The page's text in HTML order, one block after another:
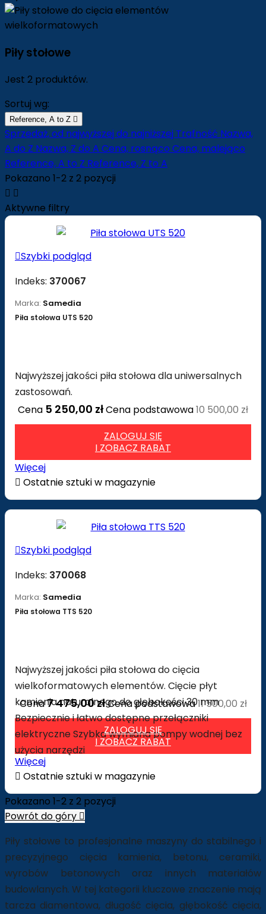
Piły stołowe
Jest 2 produktów.
Sortuj wg:
Reference, A to Z 
Sprzedaż, od najwyższej do najniższej Trafność Nazwa,
A do Z Nazwa, Z do A Cena, rosnąco Cena, malejąco
Reference, A to Z Reference, Z to A
Pokazano 1-2 z 2 pozycji
 
Aktywne filtry
Szybki podgląd
Indeks: 370067
Marka: Samedia
Piła stołowa UTS 520
Najwyższej jakości piła stołowa dla uniwersalnych
zastosowań.
Cena 5 250,00 złCena podstawowa10 500,00 zł
ZALOGUJ SIĘ
I ZOBACZ RABAT
Więcej
 Ostatnie sztuki w magazynie
Szybki podgląd
Indeks: 370068
Marka: Samedia
Piła stołowa TTS 520
Najwyższej jakości piła stołowa do cięcia
wielkoformatowych elementów. Cięcie płyt
kamienia naturalnego do głębokości 30 mm
Bezpiecznie i łatwo dostępne przełączniki
elektryczne Szybka wymiana pompy wodnej bez
użycia narzędzi
Cena7 475,00 złCena podstawowa11 500,00 zł
ZALOGUJ SIĘ
I ZOBACZ RABAT
Więcej
 Ostatnie sztuki w magazynie
Pokazano 1-2 z 2 pozycji
Powrót do góry 
Piły stołowe to profesjonalne maszyny do stabilnego i
precyzyjnego cięcia kamienia, betonu, ceramiki,
wyrobów betonowych oraz innych materiałów
budowlanych. W tej kategorii kluczowe znaczenie mają
tarcza diamentowa, długość cięcia, głębokość cięcia,